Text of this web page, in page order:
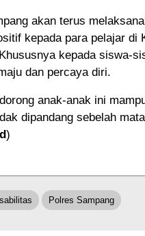
akan terus
kepada para pelajar di
kepada siswa-
dan percaya diri.
anak-anak ini
dipandang sebelah
)
Polres Sampang